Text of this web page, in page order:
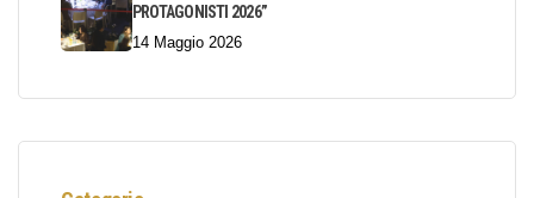
PROTAGONISTI 2026”
14 Maggio 2026